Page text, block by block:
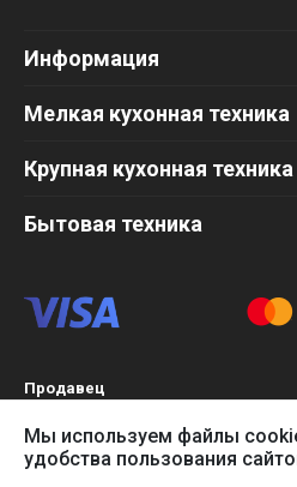
Информация
Мелкая кухонная техника
Крупная кухонная техника
Бытовая техника
Продавец
БИН 120140015907
Более подробно см. раздел Оферта
Мы используем файлы
удобства пользования